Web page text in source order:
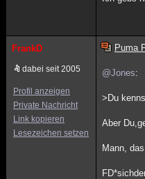
FrankD
dabei seit 2005
Profil anzeigen
Private Nachricht
Link kopieren
Lesezeichen setzen
Puma
@Jones:
>Du
Aber
Mann,